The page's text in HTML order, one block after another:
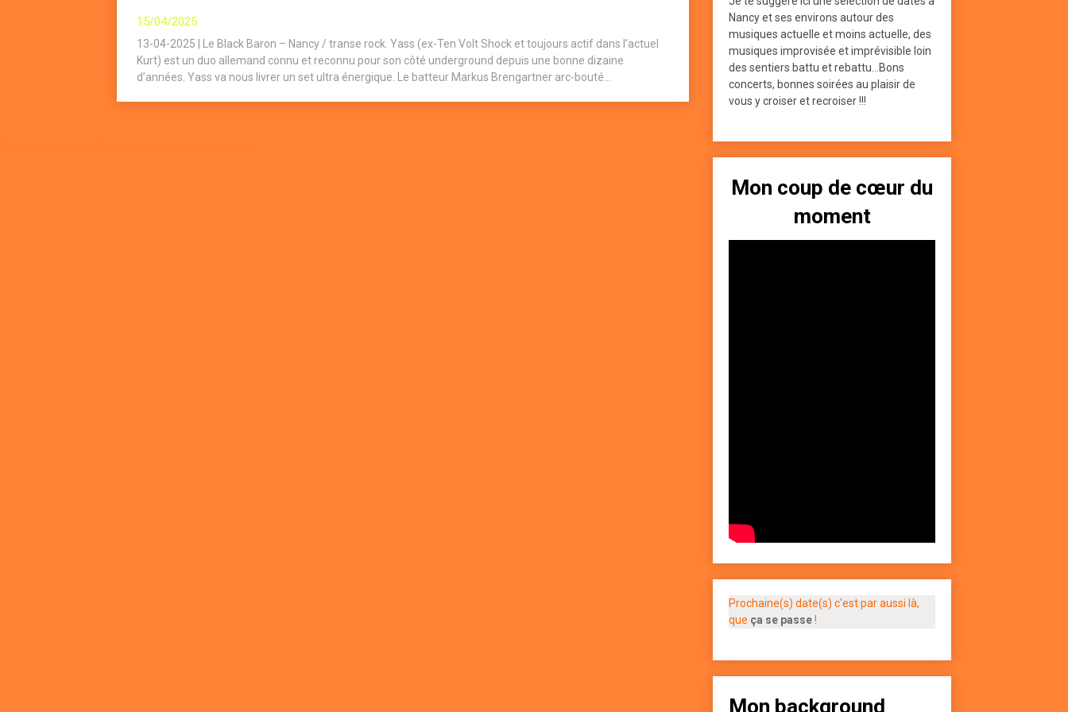
15/04/2025
13-04-2025 | Le Black Baron – Nancy / transe rock. Yass (ex-Ten Volt Shock et toujours actif dans l’actuel
Kurt) est un duo allemand connu et reconnu pour son côté underground depuis une bonne dizaine
d’années. Yass va nous livrer un set ultra énergique. Le batteur Markus Brengartner arc-bouté...
Nancy et ses environs autour des
musiques actuelle et moins actuelle, des
musiques improvisée et imprévisible loin
des sentiers battu et rebattu...Bons
concerts, bonnes soirées au plaisir de
vous y croiser et recroiser !!!
Mon coup de cœur du
moment
Prochaine(s) date(s) c'est par aussi là,
que ça se passe!
Mon background